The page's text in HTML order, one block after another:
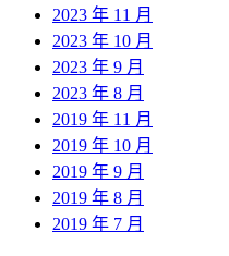
2023 年 11 月
2023 年 10 月
2023 年 9 月
2023 年 8 月
2019 年 11 月
2019 年 10 月
2019 年 9 月
2019 年 8 月
2019 年 7 月